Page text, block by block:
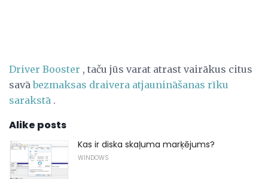
Driver Booster , taču jūs varat atrast vairākus citus
savābezmaksas draivera atjaunināšanas rīku
sarakstā .
Alike posts
Kas ir diska skaļuma marķējums?
WINDOWS